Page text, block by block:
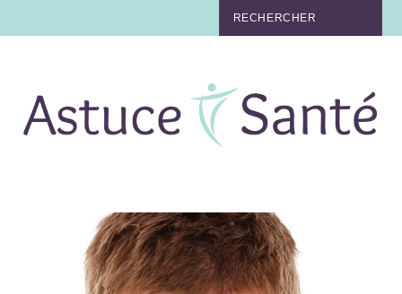
TABAC
NUTRITION
MÉDECINE